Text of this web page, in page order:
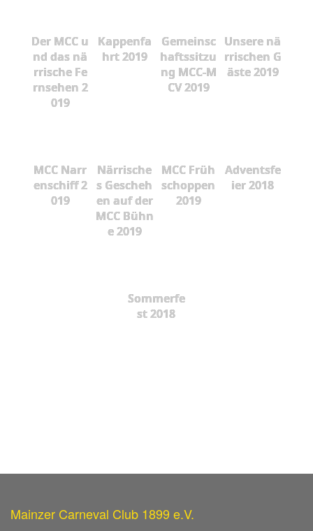
Der MCC u
nd das nä
rrische Fe
rnsehen 2
019
Kappenfa
hrt 2019
Gemeinsc
haftssitzu
ng MCC-M
CV 2019
Unsere nä
rrischen G
äste 2019
MCC Narr
enschiff 2
019
Närrische
s Gescheh
en auf der
MCC Bühn
e 2019
MCC Früh
schoppen
2019
Adventsfe
ier 2018
Sommerfe
st 2018
Mainzer Carneval Club 1899 e.V.